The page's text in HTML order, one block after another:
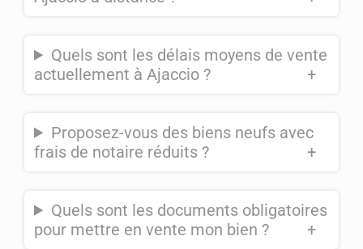
Quels sont les délais moyens de vente
actuellement à Ajaccio ?
+
Proposez-vous des biens neufs avec
frais de notaire réduits ?
+
Quels sont les documents obligatoires
pour mettre en vente mon bien ?
+